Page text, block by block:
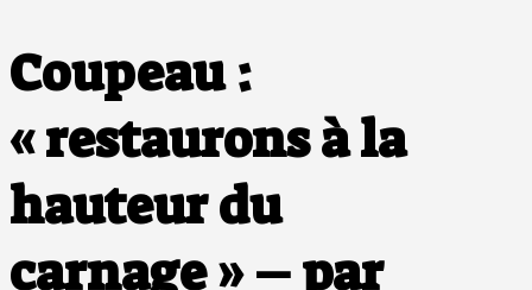
Coupeau :
« restaurons à la
hauteur du
carnage » – par